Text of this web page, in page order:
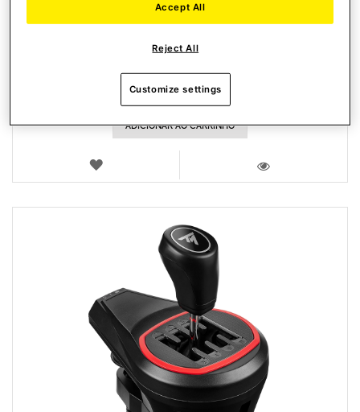
299,99 €
ADICIONAR AO CARRINHO
LISTA
Reject All
Accept All
Customize settings